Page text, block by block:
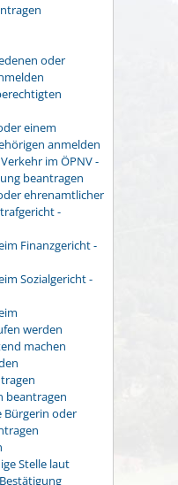
oder
einem
anmelden
im ÖPNV -
beantragen
ehrenamtlicher
-
Finanzgericht -
Sozialgericht -
werden
machen
beantragen
Bürgerin oder
Stelle laut